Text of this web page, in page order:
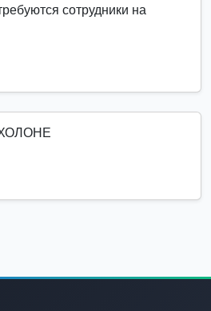
сотрудники на